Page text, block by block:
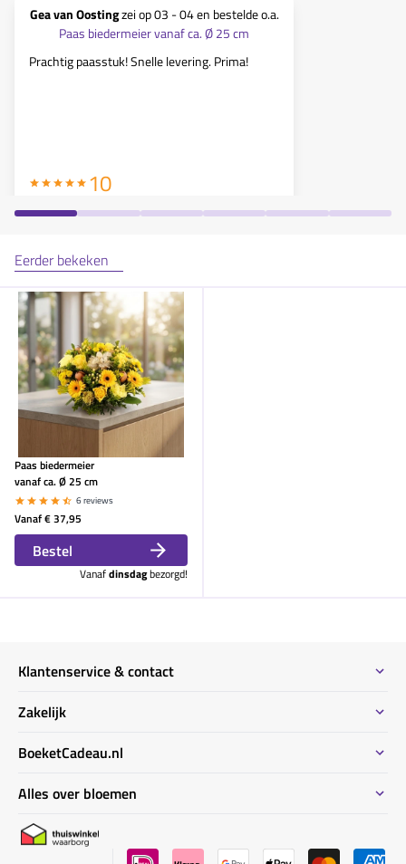
Gea van Oostingzei op03 - 04en bestelde o.a.
Paas biedermeier vanaf ca. Ø 25 cm
Prachtig paasstuk! Snelle levering. Prima!
10
Eerder bekeken
Paas biedermeier
vanaf ca. Ø 25 cm
6 reviews
Vanaf€ 37,95
Bestel
Vanafdinsdagbezorgd!
Klantenservice & contact
Contact
Bestellen & Betalen
Bezorginformatie
Garantie & klachten
Zakelijk
Bestel informatie zakelijk
Duurzaam
Privacy
BoeketCadeau.nl
Waarom BoeketCadeau.nl
BoeketCadeau winkel
Alles over bloemen
Kennisbank bloemen ABC
Bloemen verzorgingstips